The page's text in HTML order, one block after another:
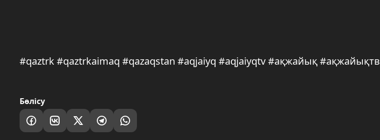
#qaztrk #qaztrkaimaq #qazaqstan #aqjaiyq #aqjaiyqtv #ақжайық #ақжайықтв
Бөлісу